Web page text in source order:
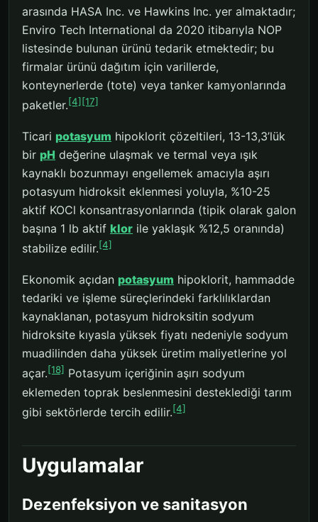
arasında HASA Inc. ve Hawkins Inc. yer almaktadır;
Enviro Tech International da 2020 itibarıyla NOP
listesinde bulunan ürünü tedarik etmektedir; bu
firmalar ürünü dağıtım için varillerde,
konteynerlerde (tote) veya tanker kamyonlarında
paketler.[4][17]
Ticari potasyum hipoklorit çözeltileri, 13-13,3’lük
bir pH değerine ulaşmak ve termal veya ışık
kaynaklı bozunmayı engellemek amacıyla aşırı
potasyum hidroksit eklenmesi yoluyla, %10-25
aktif KOCl konsantrasyonlarında (tipik olarak galon
başına 1 lb aktif klor ile yaklaşık %12,5 oranında)
stabilize edilir.[4]
Ekonomik açıdan potasyum hipoklorit, hammadde
tedariki ve işleme süreçlerindeki farklılıklardan
kaynaklanan, potasyum hidroksitin sodyum
hidroksite kıyasla yüksek fiyatı nedeniyle sodyum
muadilinden daha yüksek üretim maliyetlerine yol
açar.[18] Potasyum içeriğinin aşırı sodyum
eklemeden toprak beslenmesini desteklediği tarım
gibi sektörlerde tercih edilir.[4]
Uygulamalar
Dezenfeksiyon ve sanitasyon